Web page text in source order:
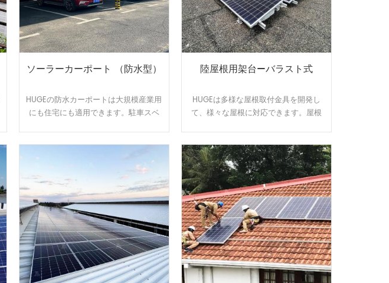
ソーラーカーポート （防水型）
HUGEの防水カーポートは大規模産業用
にも住宅にも適用できます。駐車スベ
陸屋根用架台—バラスト式
HUGEは多様な屋根取付金具を開発し
て、様々な屋根に対応できます。屋根
く、施工性に優れた架台です。